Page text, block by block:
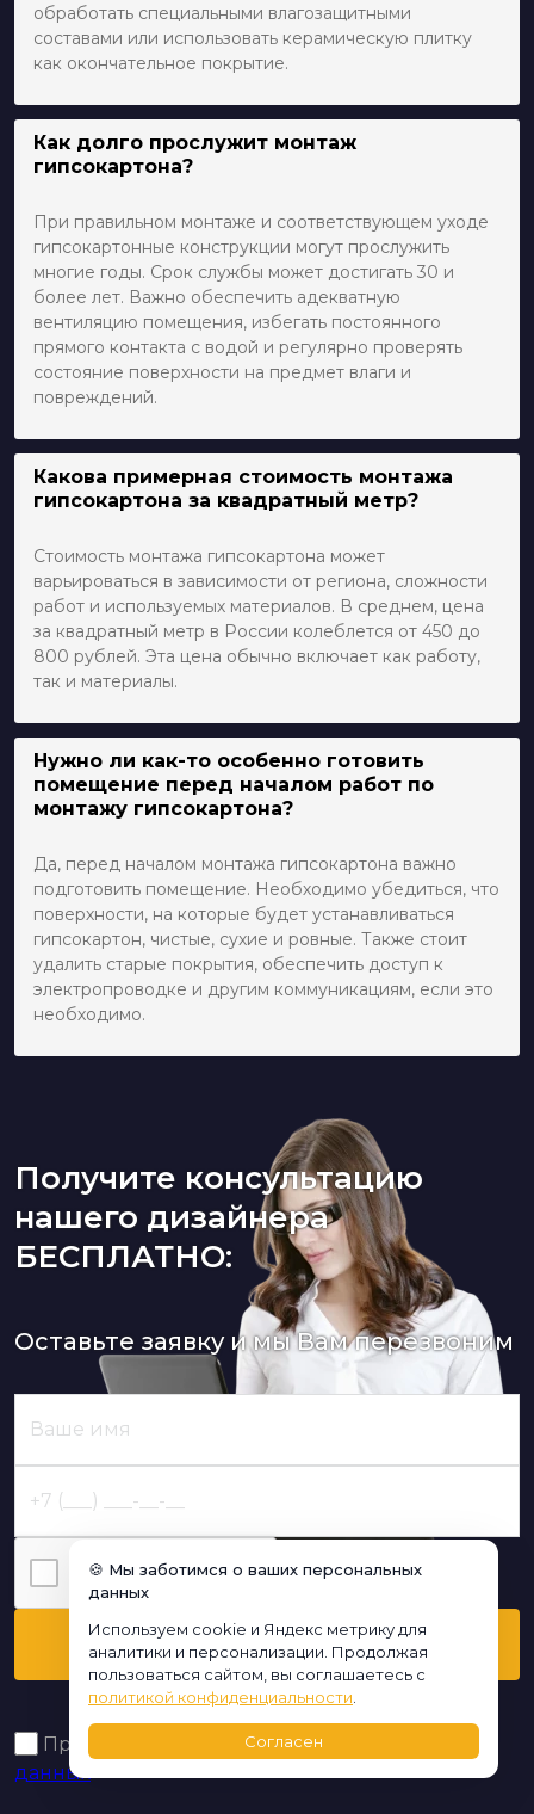
обработать специальными влагозащитными
составами или использовать керамическую плитку
как окончательное покрытие.
Как долго прослужит монтаж
гипсокартона?
При правильном монтаже и соответствующем уходе
гипсокартонные конструкции могут прослужить
многие годы. Срок службы может достигать 30 и
более лет. Важно обеспечить адекватную
вентиляцию помещения, избегать постоянного
прямого контакта с водой и регулярно проверять
состояние поверхности на предмет влаги и
повреждений.
Какова примерная стоимость монтажа
гипсокартона за квадратный метр?
Стоимость монтажа гипсокартона может
варьироваться в зависимости от региона, сложности
работ и используемых материалов. В среднем, цена
за квадратный метр в России колеблется от 450 до
800 рублей. Эта цена обычно включает как работу,
так и материалы.
Нужно ли как-то особенно готовить
помещение перед началом работ по
монтажу гипсокартона?
Да, перед началом монтажа гипсокартона важно
подготовить помещение. Необходимо убедиться, что
поверхности, на которые будет устанавливаться
гипсокартон, чистые, сухие и ровные. Также стоит
удалить старые покрытия, обеспечить доступ к
электропроводке и другим коммуникациям, если это
необходимо.
Получите консультацию
нашего дизайнера
БЕСПЛАТНО:
Оставьте заявку и мы Вам перезвоним
Я нe poбoт
Перезвоните мне
Принимаю условияполитики обработки
данных
🍪 Мы заботимся о ваших персональных
данных
Используем cookie и Яндекс метрику для
аналитики и персонализации. Продолжая
пользоваться сайтом, вы соглашаетесь с
политикой конфиденциальности
Согласен